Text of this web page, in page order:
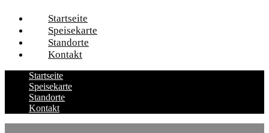
Startseite
Speisekarte
Standorte
Kontakt
Startseite
Speisekarte
Standorte
Kontakt